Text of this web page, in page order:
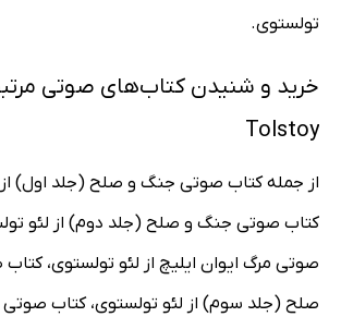
تولستوی.
Tolstoy
از جمله کتاب صوتی جنگ و صلح (جلد اول) از
کتاب صوتی جنگ و صلح (جلد دوم) از لئو
صوتی مرگ ایوان ایلیچ از لئو تولستوی،
صلح (جلد سوم) از لئو تولستوی، کتاب